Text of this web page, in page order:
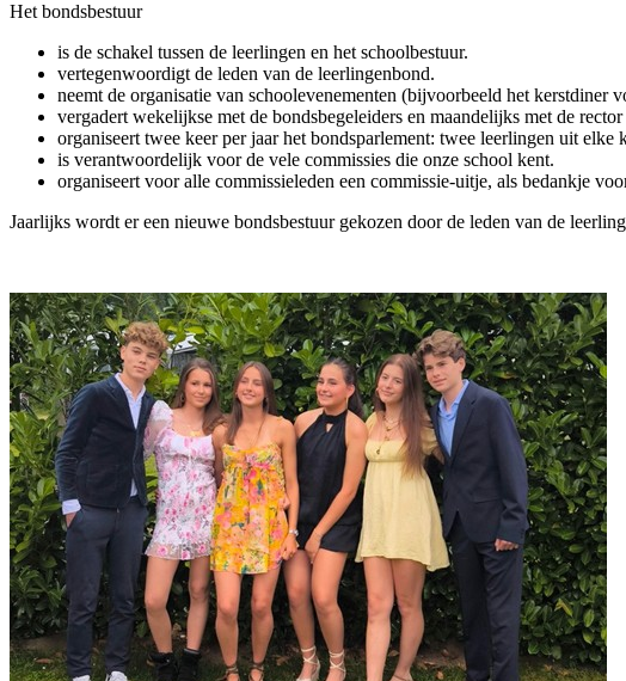
Het bondsbestuur
is de schakel tussen de leerlingen en het schoolbestuur.
vertegenwoordigt de leden van de leerlingenbond.
neemt de organisatie van schoolevenementen (bijvoorbeeld het kerstdiner
vergadert wekelijkse met de bondsbegeleiders en maandelijks met de
organiseert twee keer per jaar het bondsparlement: twee leerlingen uit
is verantwoordelijk voor de vele commissies die onze school kent.
organiseert voor alle commissieleden een commissie-uitje, als bedankje
Jaarlijks wordt er een nieuwe bondsbestuur gekozen door de leden van de